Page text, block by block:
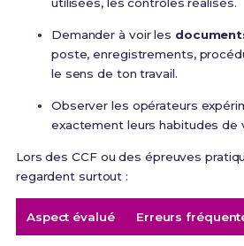
utilisées, les contrôles réalisés.
Demander à voir les
poste, enregistrements,
le sens de ton travail.
Observer les opérateurs
exactement leurs habitudes de
Lors des CCF ou des épreuves
regardent surtout :
Aspect évalué Erreurs